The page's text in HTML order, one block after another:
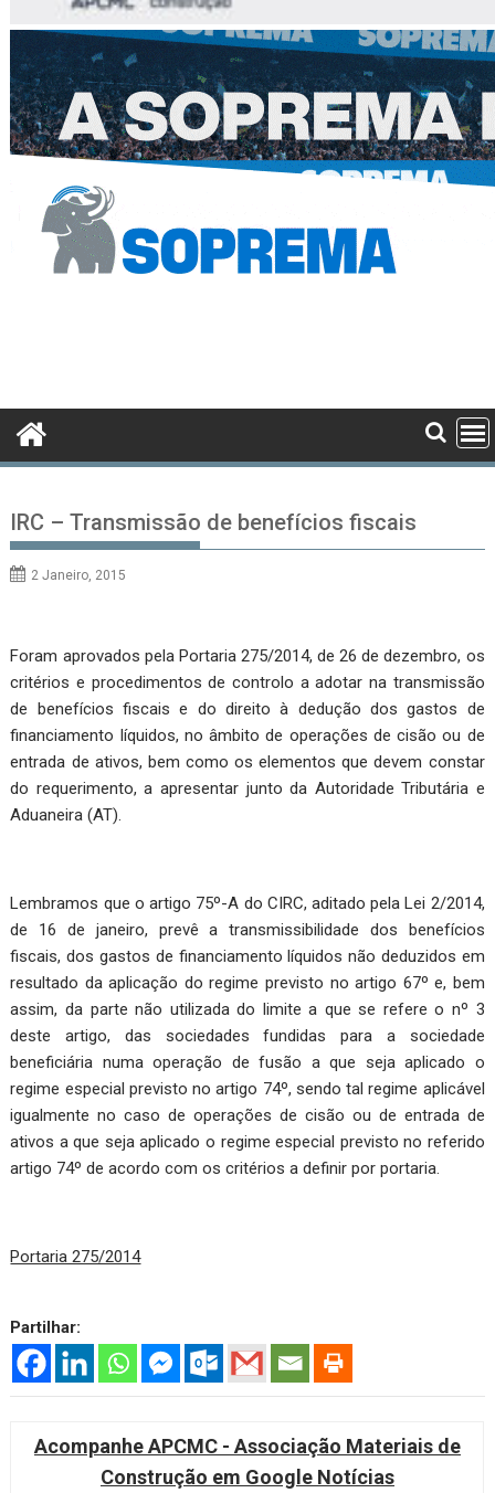
IRC – Transmissão de benefícios fiscais
2 Janeiro, 2015
Foram aprovados pela Portaria 275/2014, de 26 de dezembro, os
critérios e procedimentos de controlo a adotar na transmissão
de benefícios fiscais e do direito à dedução dos gastos de
financiamento líquidos, no âmbito de operações de cisão ou de
entrada de ativos, bem como os elementos que devem constar
do requerimento, a apresentar junto da Autoridade Tributária e
Aduaneira (AT).
Lembramos que o artigo 75º-A do CIRC, aditado pela Lei 2/2014,
de 16 de janeiro, prevê a transmissibilidade dos benefícios
fiscais, dos gastos de financiamento líquidos não deduzidos em
resultado da aplicação do regime previsto no artigo 67º e, bem
assim, da parte não utilizada do limite a que se refere o nº 3
deste artigo, das sociedades fundidas para a sociedade
beneficiária numa operação de fusão a que seja aplicado o
regime especial previsto no artigo 74º, sendo tal regime aplicável
igualmente no caso de operações de cisão ou de entrada de
ativos a que seja aplicado o regime especial previsto no referido
artigo 74º de acordo com os critérios a definir por portaria.
Portaria 275/2014
Partilhar:
Acompanhe APCMC - Associação Materiais de
Construção em Google Notícias